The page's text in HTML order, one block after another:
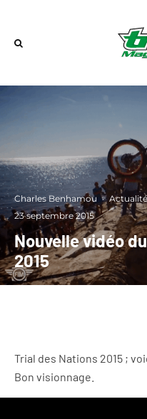
Charles Benhamou · Actualité
23 septembre 2015
Nouvelle vidéo
2015
Trial des Nations 2015 ;
Bon visionnage.